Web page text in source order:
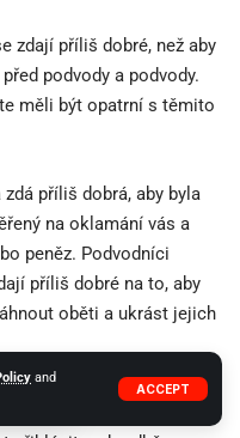
and
ACCEPT
zdají příliš dobré, než aby
podvody a podvody.
měli být opatrní s těmito
příliš dobrá, aby byla
na oklamání vás a
peněz. Podvodníci
příliš dobré na to, aby
oběti a ukrást jejich
které se zdají příliš
skryté poplatky nebo